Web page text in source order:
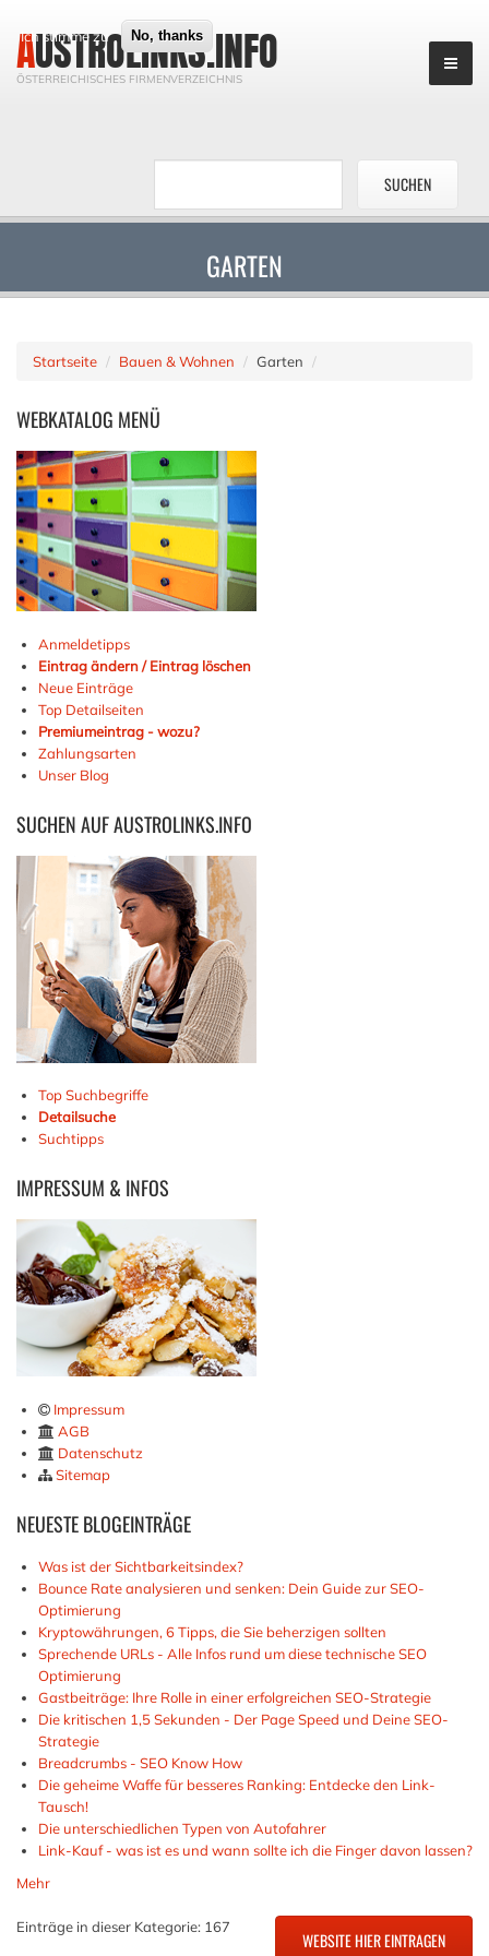
Ich stimme zu No, thanks
AUSTROLINKS.INFO
ÖSTERREICHISCHES FIRMENVERZEICHNIS
GARTEN
Startseite Bauen & Wohnen Garten
WEBKATALOG MENÜ
Anmeldetipps
Eintrag ändern / Eintrag löschen
Neue Einträge
Top Detailseiten
Premiumeintrag - wozu?
Zahlungsarten
Unser Blog
SUCHENAUF AUSTROLINKS.INFO
Top Suchbegriffe
Detailsuche
Suchtipps
IMPRESSUM & INFOS
Impressum
AGB
Datenschutz
Sitemap
NEUESTEBLOGEINTRÄGE
Was ist der Sichtbarkeitsindex?
Bounce Rate analysieren und senken: Dein Guide zur SEO-
Optimierung
Kryptowährungen, 6 Tipps, die Sie beherzigen sollten
Sprechende URLs - Alle Infos rund um diese technische SEO
Optimierung
Gastbeiträge: Ihre Rolle in einer erfolgreichen SEO-Strategie
Die kritischen 1,5 Sekunden - Der Page Speed und Deine SEO-
Strategie
Breadcrumbs - SEO Know How
Die geheime Waffe für besseres Ranking: Entdecke den Link-
Tausch!
Die unterschiedlichen Typen von Autofahrer
Link-Kauf - was ist es und wann sollte ich die Finger davon lassen?
Mehr
Einträge in dieser Kategorie: 167